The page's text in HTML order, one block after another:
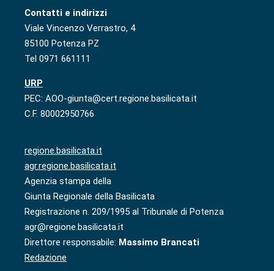
Contatti e indirizzi
Viale Vincenzo Verrastro, 4
85100 Potenza PZ
Tel 0971 661111
URP
PEC: AOO-giunta@cert.regione.basilicata.it
C.F. 80002950766
regione.basilicata.it
agr.regione.basilicata.it
Agenzia stampa della
Giunta Regionale della Basilicata
Registrazione n. 209/1995 al Tribunale di Potenza
agr@regione.basilicata.it
Direttore responsabile: Massimo Brancati
Redazione